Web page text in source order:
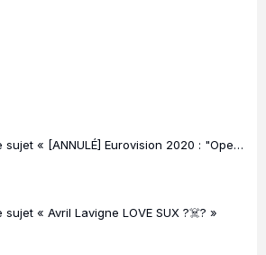
Regarde le sujet « [ANNULÉ] Eurovision 2020 : "Open Up" - Rotterdam (Pays-Bas) »
sujet « Avril Lavigne LOVE SUX ?☠️? »